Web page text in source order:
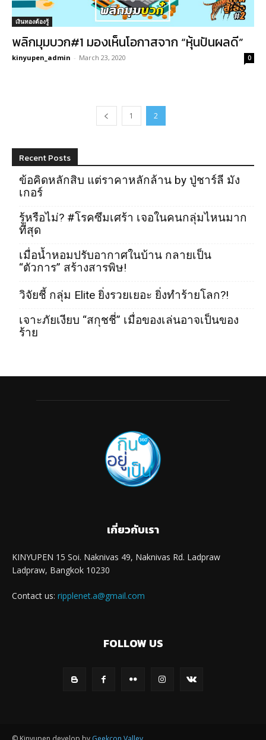
เงินทองต้องรู้
พลิกมุมบวก#1 มองเห็นโอกาสจาก “หุ้นปันผลดี”
kinyupen_admin - March 23, 2020 0
1 2
Recent Posts
ข้อคิดหลักสิบ แต่ราคาหลักล้าน by ปู่ชาร์ลี มัง
เกอร์
รู้หรือไม่? #โรคซึมเศร้า เจอในคนกลุ่มไหนมาก
ที่สุด
เมื่อน้ำหอมปรับอากาศในบ้าน กลายเป็น
“ตัวการ” สร้างสารพิษ!
วิจัยชี้ กลุ่ม Elite ยิ่งรวยเยอะ ยิ่งทำร้ายโลก?!
เจาะภัยเงียบ “สกุชชี่” เมื่อของเล่นอาจเป็นของ
ร้าย
เกี่ยวกับเรา
KINYUPEN 15 Soi. Naknivas 49, Naknivas Rd. Ladpraw
Ladpraw, Bangkok 10230
Contact us: ripplenet.a@gmail.com
FOLLOW US